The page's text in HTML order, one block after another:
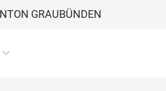
GRAUBÜNDEN